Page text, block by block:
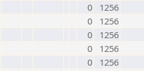
0
1256
0
1256
0
1256
0
1256
0
1256